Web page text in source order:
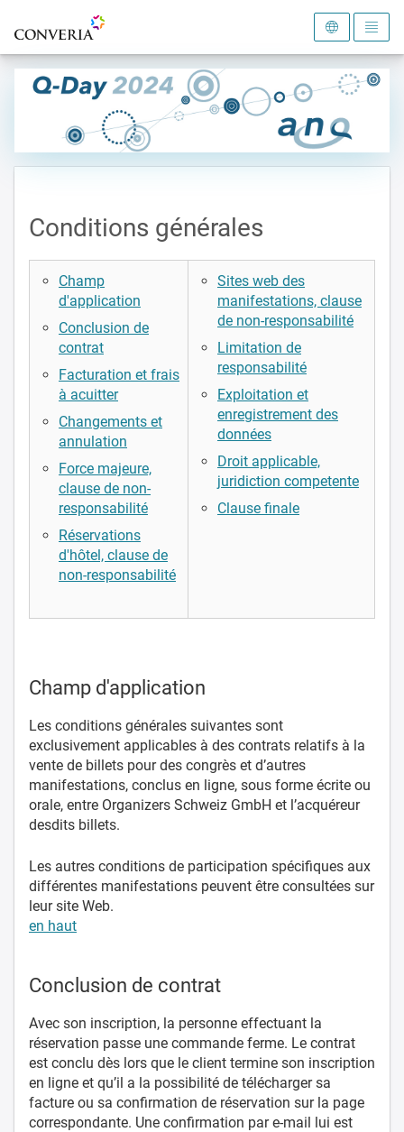
Vers la page d'accueil
Conditions générales
Champ
d'application
Conclusion de
contrat
Facturation et frais
à acuitter
Changements et
annulation
Force majeure,
clause de non-
responsabilité
Réservations
d'hôtel, clause de
non-responsabilité
Sites web des
manifestations, clause
de non-responsabilité
Limitation de
responsabilité
Exploitation et
enregistrement des
données
Droit applicable,
juridiction competente
Clause finale
Champ d'application
Les conditions générales suivantes sont
exclusivement applicables à des contrats relatifs à la
vente de billets pour des congrès et d’autres
manifestations, conclus en ligne, sous forme écrite ou
orale, entre Organizers Schweiz GmbH et l’acquéreur
desdits billets.
Les autres conditions de participation spécifiques aux
différentes manifestations peuvent être consultées sur
leur site Web.
en haut
Conclusion de contrat
Avec son inscription, la personne effectuant la
réservation passe une commande ferme. Le contrat
est conclu dès lors que le client termine son inscription
en ligne et qu’il a la possibilité de télécharger sa
facture ou sa confirmation de réservation sur la page
correspondante. Une confirmation par e-mail lui est